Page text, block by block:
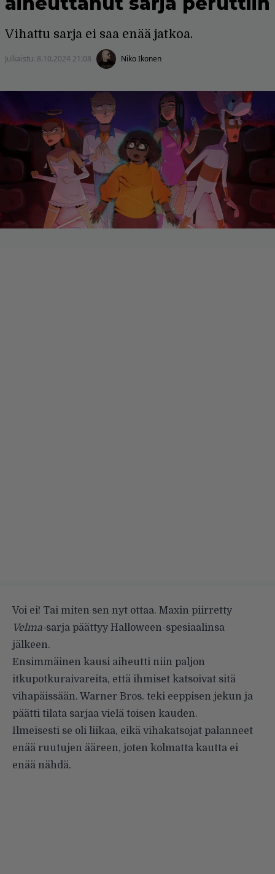
Vihattu sarja ei saa enää jatkoa.
Julkaistu: 8.10.2024 21:08 Niko Ikonen
Voi ei! Tai miten sen nyt ottaa. Maxin piirretty
Velma-sarja päättyy Halloween-spesiaalinsa
jälkeen.
Ensimmäinen kausi aiheutti niin paljon
itkupotkuraivareita, että ihmiset katsoivat sitä
vihapäissään. Warner Bros. teki eeppisen jekun ja
päätti tilata sarjaa vielä toisen kauden.
Ilmeisesti se oli liikaa, eikä vihakatsojat palanneet
enää ruutujen ääreen, joten kolmatta kautta ei
enää nähdä.